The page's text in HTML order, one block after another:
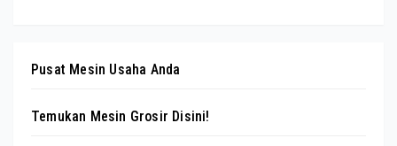
Pusat Mesin Usaha Anda
Temukan Mesin Grosir Disini!